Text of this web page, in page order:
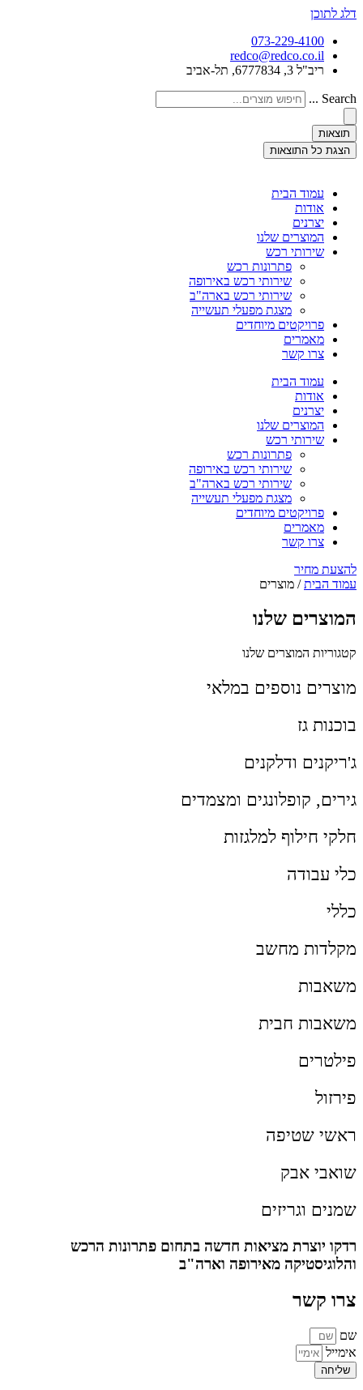
דלג לתוכן
073-229-4100
redco@redco.co.il
ריב"ל 3, 6777834, תל-אביב
Search ...
תוצאות
הצגת כל התוצאות
עמוד הבית
אודות
יצרנים
המוצרים שלנו
שירותי רכש
פתרונות רכש
שירותי רכש באירופה
שירותי רכש בארה"ב
מצגת מפעלי תעשייה
פרויקטים מיוחדים
מאמרים
צרו קשר
עמוד הבית
אודות
יצרנים
המוצרים שלנו
שירותי רכש
פתרונות רכש
שירותי רכש באירופה
שירותי רכש בארה"ב
מצגת מפעלי תעשייה
פרויקטים מיוחדים
מאמרים
צרו קשר
להצעת מחיר
עמוד הבית/ מוצרים
המוצרים שלנו
קטגוריות המוצרים שלנו
מוצרים נוספים במלאי
בוכנות גז
ג'ריקנים ודלקנים
גירים, קופלונגים ומצמדים
חלקי חילוף למלגזות
כלי עבודה
כללי
מקלדות מחשב
משאבות
משאבות חבית
פילטרים
פירזול
ראשי שטיפה
שואבי אבק
שמנים וגריזים
רדקו יוצרת מציאות חדשה בתחום פתרונות הרכש
והלוגיסטיקה מאירופה וארה"ב
צרו קשר
שם
אימייל
שליחה